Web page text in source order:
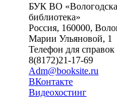
БУК ВО
библиотека»
Россия, 160000,
Марии Ульяновой, 1
Телефон для справок
8(8172)21-17-69
Adm@booksite.ru
ВКонтакте
Видеохостинг